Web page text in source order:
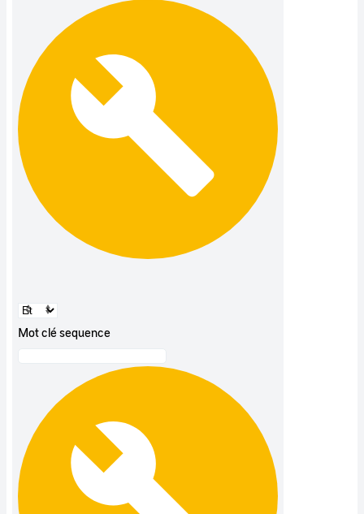
Mot clé sequence